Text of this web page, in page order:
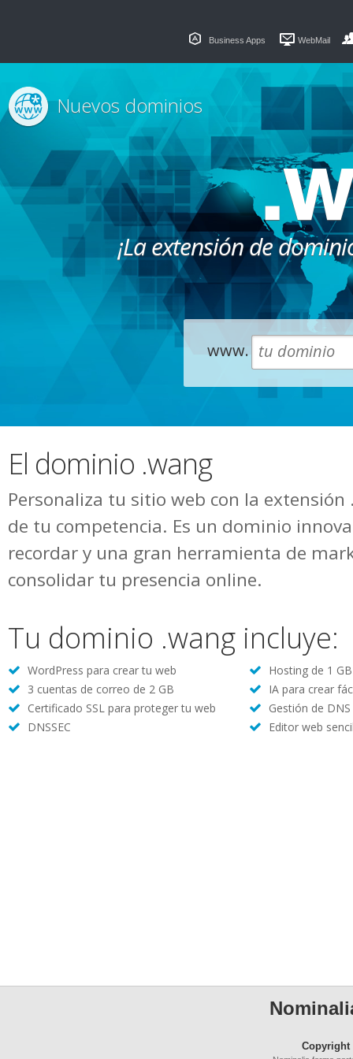
Business Apps WebMail
¡La extensión de
Nuevos dominios
www.
El dominio .wang
Personaliza tu sitio web con la
de tu competencia. Es un dominio
recordar y una gran herramienta de
consolidar tu presencia online.
Tu dominio .wang incluye:
WordPress para crear tu web
Hosting de 1
3 cuentas de correo de 2 GB
IA para crear
Certificado SSL para proteger tu web
Gestión de DNS
DNSSEC
Editor web
Copyright